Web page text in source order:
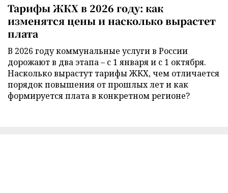
Тарифы ЖКХ в 2026 году: как
изменятся цены и насколько вырастет
плата
В 2026 году коммунальные услуги в России
дорожают в два этапа – с 1 января и с 1 октября.
Насколько вырастут тарифы ЖКХ, чем отличается
порядок повышения от прошлых лет и как
формируется плата в конкретном регионе?